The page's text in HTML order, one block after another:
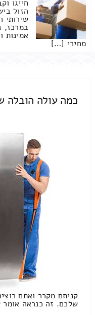
חייגו
הזול
שירותי
במרכז,
אמינות
מחירי […]
כמה עולה הובלה
קניתם מקרר ואתם
שלכם. זה כנראה